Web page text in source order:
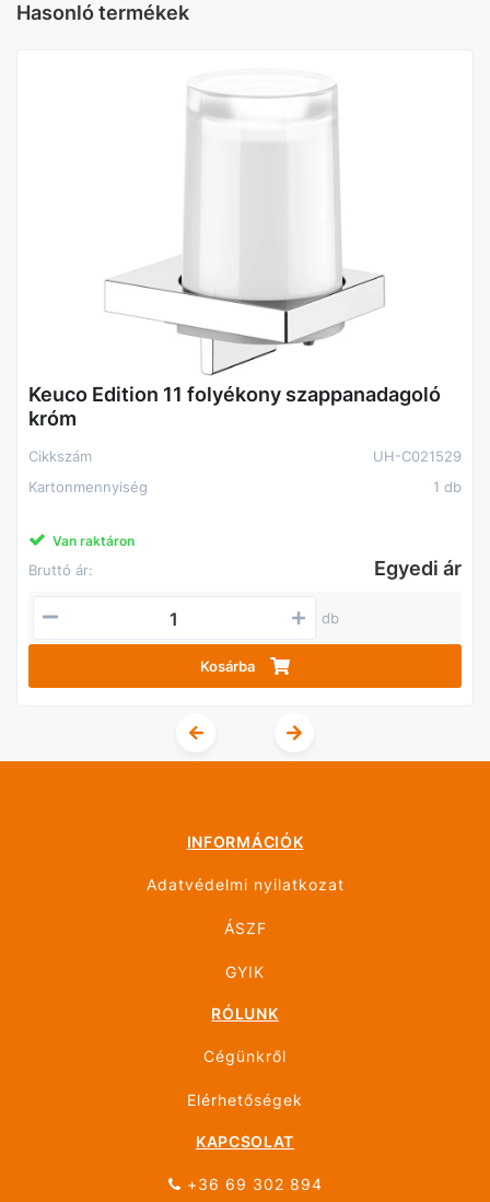
Hasonló termékek
Keuco Edition 11 folyékony szappanadagoló
króm
Cikkszám
UH-C021529
Kartonmennyiség
1 db
Van raktáron
Bruttó ár: Egyedi ár
db
Kosárba
INFORMÁCIÓK
Adatvédelmi nyilatkozat
ÁSZF
GYIK
RÓLUNK
Cégünkről
Elérhetőségek
KAPCSOLAT
+36 69 302 894